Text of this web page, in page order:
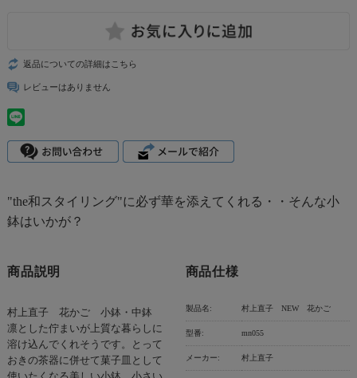
返品についての詳細はこちら
レビューはありません
"the和スタイリング"に必ず華を添えてくれる・・そんな小
鉢はいかが？
商品説明
村上直子 花かご 小鉢・中鉢
凛とした佇まいが上質な暮らしに
溶け込んでくれそうです。とって
おきの茶器に併せて菓子皿として
商品仕様
製品名: 村上直子 NEW 花かご
型番: mn055
メーカー: 村上直子